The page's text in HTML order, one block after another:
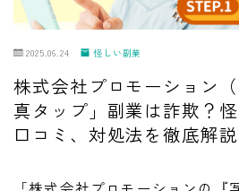
2025.06.24 怪しい副業
株式会社プロモーション
真タップ」副業は詐欺？怪
口コミ、対処法を徹底解説